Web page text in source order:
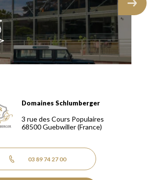
Schlumberger Vignerons 100% récoltants
Domaines Schlumberger
3 rue des Cours Populaires
68500Guebwiller(France)
03 89 74 27 00